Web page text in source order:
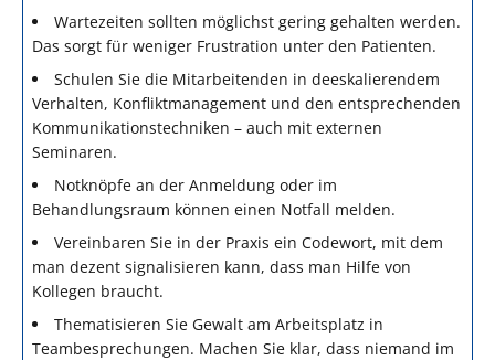
Wartezeiten sollten möglichst gering gehalten werden.
Das sorgt für weniger Frustration unter den Patienten.
Schulen Sie die Mitarbeitenden in deeskalierendem
Verhalten, Konfliktmanagement und den entsprechenden
Kommunikationstechniken – auch mit externen
Seminaren.
Notknöpfe an der Anmeldung oder im
Behandlungsraum können einen Notfall melden.
Vereinbaren Sie in der Praxis ein Codewort, mit dem
man dezent signalisieren kann, dass man Hilfe von
Kollegen braucht.
Thematisieren Sie Gewalt am Arbeitsplatz in
Teambesprechungen. Machen Sie klar, dass niemand im